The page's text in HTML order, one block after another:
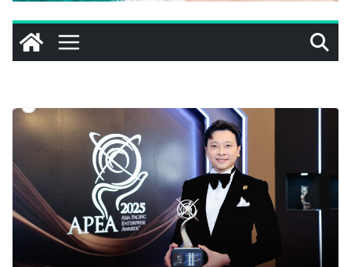
“Rise of the Tenth Lord” เปิดสงครามกิลด์ข้ามประเทศ
ฉลองเซิร์ฟเวอร์ใหม่ เฮเลนา
PIPPER STANDARD® เปิดตัวแชมพูอาบน้ำ และ โฟมอาบ
แห้งสัตว์เลี้ยง ชูนวัตกรรมพลังธรรมชาติ “Zero-Residue”